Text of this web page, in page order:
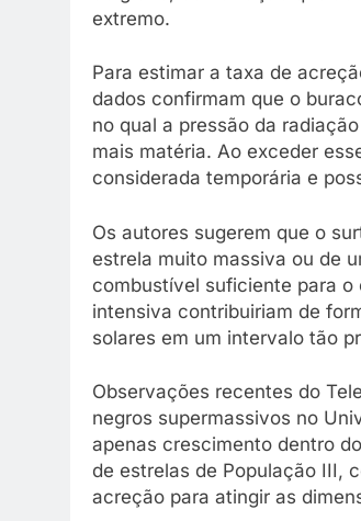
extremo.
Para estimar a taxa de
dados confirmam que o
no qual a pressão da
mais matéria. Ao exceder
considerada temporária e
Os autores sugerem que o
estrela muito massiva ou de
combustível suficiente para
intensiva contribuiriam de
solares em um intervalo tão
Observações recentes do
negros supermassivos no
apenas crescimento dentro
de estrelas de População III,
acreção para atingir as